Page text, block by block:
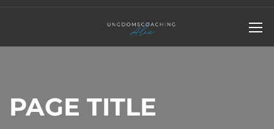
PAGE TITLE